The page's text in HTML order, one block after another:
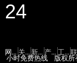
24
小时免费热线
版权
网站首页 关于我们 新闻中心 产品中心 工程案例